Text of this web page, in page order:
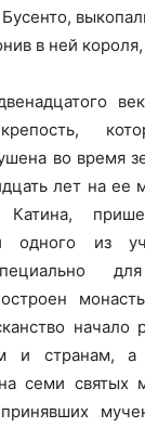
в ней
крепость,
во время
лет на ее
Катина,
одного из
начало
и странам,
семи святых